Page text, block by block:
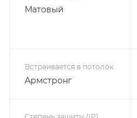
Матовый
Встраивается в потолок
Армстронг